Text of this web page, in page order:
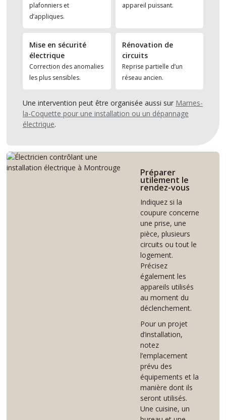
plafonniers et
d’appliques.
appareil puissant.
Mise en sécurité
électrique
Correction des anomalies
les plus sensibles.
Rénovation de
circuits
Reprise partielle d’un
réseau ancien.
Une intervention peut être organisée aussi sur Marnes-
la-Coquette pour une installation ou un dépannage
électrique.
Préparer
utilement le
rendez-vous
Indiquez si la
coupure concerne
une prise, une
pièce, plusieurs
circuits ou tout le
logement.
Précisez
également les
appareils utilisés
au moment du
déclenchement.
Pour un projet
d’installation,
notez
l’emplacement
prévu des
équipements et la
manière dont ils
seront utilisés.
Une cuisine, un